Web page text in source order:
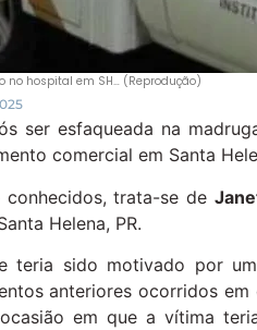
no hospital em SH… (Reprodução)
ser esfaqueada na
comercial em Santa
conhecidos, trata-se de
Helena, PR.
teria sido motivado por
anteriores ocorridos
em que a vítima